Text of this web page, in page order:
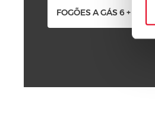
FOGÕES A GÁS 6 + 10 KW